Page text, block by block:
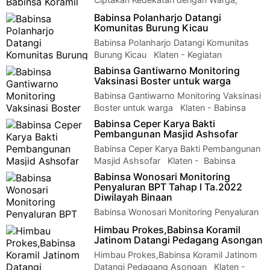
Babinsa Koramil Wedi Rutin Laksanakan
Komsos Klaten - Kegiatan Komsos adalah …
Babinsa Polanharjo Datangi
Komunitas Burung Kicau
Babinsa Polanharjo Datangi Komunitas
Burung Kicau Klaten - Kegiatan
Komunikasi Sosial Serda Rony bukan tidak…
Babinsa Gantiwarno Monitoring
Vaksinasi Boster untuk warga
Babinsa Gantiwarno Monitoring Vaksinasi
Boster untuk warga Klaten - Babinsa
Desa Jogoprayan Sertu Rusdiyanto b…
Babinsa Ceper Karya Bakti
Pembangunan Masjid Ashsofar
Babinsa Ceper Karya Bakti Pembangunan
Masjid Ashsofar Klaten - Babinsa
Koramil 23/Ceper Kodim 0723/Klaten Se…
Babinsa Wonosari Monitoring
Penyaluran BPT Tahap l Ta.2022
Diwilayah Binaan
Babinsa Wonosari Monitoring Penyaluran
BPT Tahap l Ta.2022 Diwilayah
BinaanKlaten - Sertu Wariso Babinsa Boto Koramil 2…
Himbau Prokes,Babinsa Koramil
Jatinom Datangi Pedagang Asongan
Himbau Prokes,Babinsa Koramil Jatinom
Datangi Pedagang Asongan Klaten -